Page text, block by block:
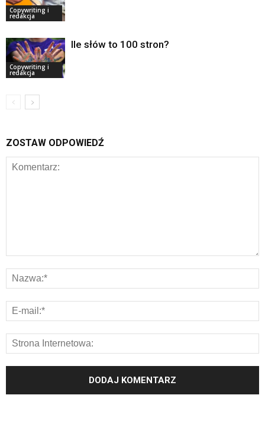
Copywriting i
redakcja
Copywriting i
redakcja
Ile słów to 100 stron?
ZOSTAW ODPOWIEDŹ